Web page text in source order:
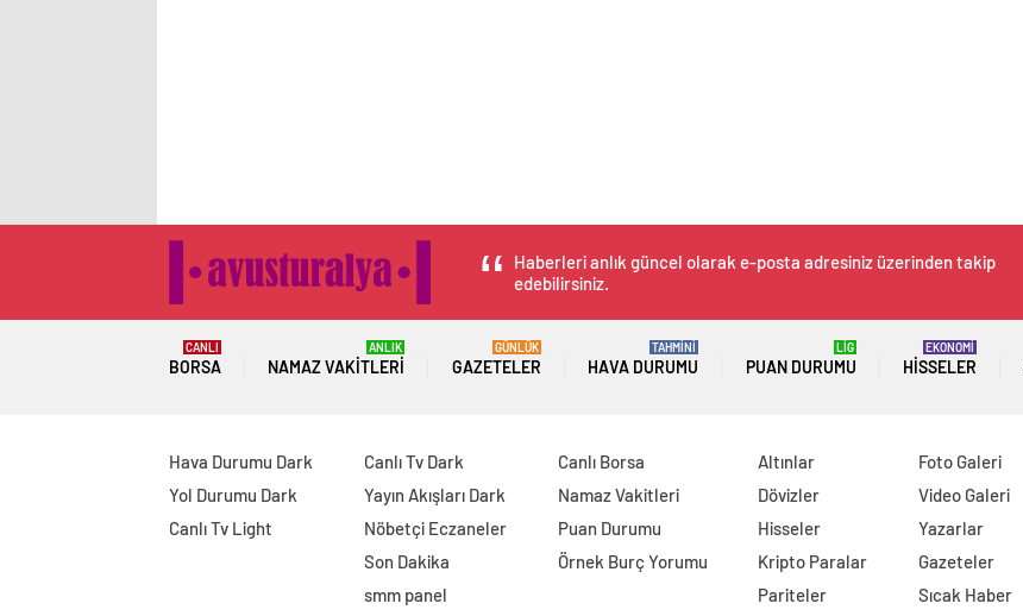
Haberleri anlık güncel olarak e-posta adresiniz üzerinden takip
edebilirsiniz.
BORSA
CANLI
NAMAZ VAKITLERI
ANLIK
GAZETELER
GÜNLÜK
HAVA DURUMU
TAHMİNİ
PUAN DURUMU
LİG
HISSELER
EKONOMİ
Hava Durumu Dark
Yol Durumu Dark
Canlı Tv Light
Canlı Tv Dark
Yayın Akışları Dark
Nöbetçi Eczaneler
Son Dakika
smm panel
Canlı Borsa
Namaz Vakitleri
Puan Durumu
Örnek Burç Yorumu
Altınlar
Dövizler
Hisseler
Kripto Paralar
Pariteler
Foto Galeri
Video Galeri
Yazarlar
Gazeteler
Sıcak Haber